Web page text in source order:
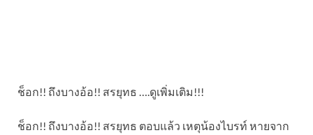
ช็อก!! ถึงบางอ้อ!! สรยุทธ ….ดูเพิ่มเติม!!!
ช็อก!! ถึงบางอ้อ!! สรยุทธ ตอบแล้ว เหตุน้องไบรท์ หายจาก